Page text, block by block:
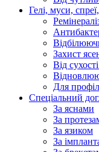
Гелі, муси,
Захист
Від
Для
Спеціальний
За яснами
За
За язиком
За